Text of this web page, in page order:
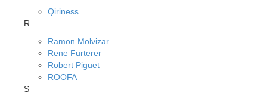
Qiriness
R
Ramon Molvizar
Rene Furterer
Robert Piguet
ROOFA
S